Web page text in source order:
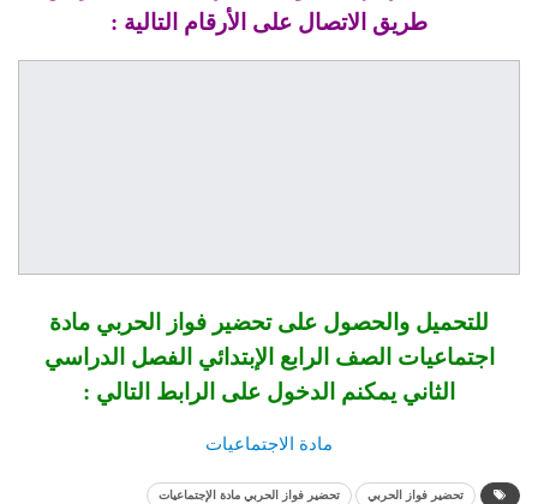
طريق الاتصال على الأرقام التالية :
للتحميل والحصول على تحضير فواز الحربي مادة
اجتماعيات الصف الرابع الإبتدائي الفصل الدراسي
الثاني يمكنم الدخول على الرابط التالي :
مادة الاجتماعيات
تحضير فواز الحربي تحضير فواز الحربي مادة الإجتماعيات